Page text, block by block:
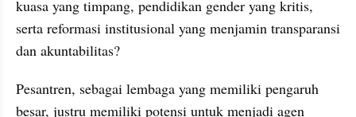
kuasa yang timpang, pendidikan gender yang kritis,
serta reformasi institusional yang menjamin transparansi
dan akuntabilitas?
Pesantren, sebagai lembaga yang memiliki pengaruh
besar, justru memiliki potensi untuk menjadi agen